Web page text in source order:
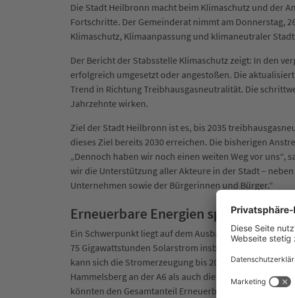
Die Stadt Heilbronn macht beim Klimaschutz und der
Fortschritte. Der Gemeinderat nimmt am Donnerstag,
Klimaschutz, Klimaanpassung und klimaneutraler
Der Bericht der Stabsstelle Klimaschutz zeigt: In den
erfolgreich umgesetzt oder angestoßen. Die
Trend in Richtung Treibhausgasneutralität. Die
Jahrzehnte wirken.
Ziel der Stadt Heilbronn ist es, bis 2035
dieses Ziel bereits 2030 erreichen. Die bisherigen
„Dennoch haben wir noch einen weiten Weg vor uns“,
wir die Unterstützung aller Akteure in der Stadt –
Unternehmen sowie der Bürgerinnen und Bürger.“
Erneuerbare Energien spürbar im
Ein Schwerpunkt liegt auf dem Ausbau erneuerbarer
75 Gigawattstunden Solarstrom insbesondere auf den
kann sich die Stromerzeugung bis 2030 weiter deutlich
Hammelsberg an der A6 als auch die Windenergie am
könnten den Gesamtanteil Erneuerbare im Stadtgebiet